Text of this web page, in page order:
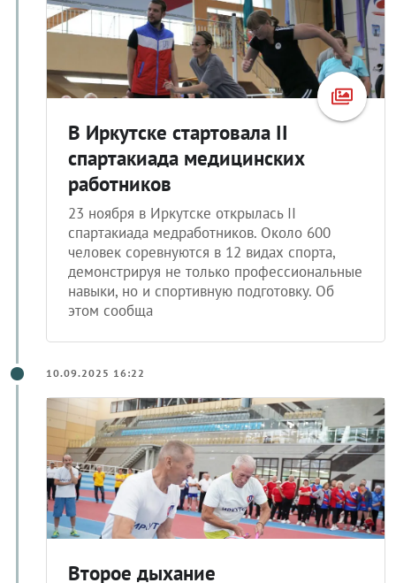
В Иркутске стартовала II
спартакиада медицинских
работников
23 ноября в Иркутске открылась II
спартакиада медработников. Около 600
человек соревнуются в 12 видах спорта,
демонстрируя не только профессиональные
навыки, но и спортивную подготовку. Об
этом сообща
10.09.2025 16:22
Второе дыхание